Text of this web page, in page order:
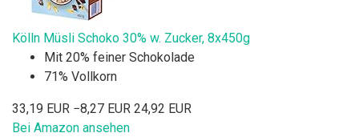
Kölln Müsli Schoko 30% w. Zucker, 8x450g
Mit 20% feiner Schokolade
71% Vollkorn
33,19 EUR −8,27 EUR 24,92 EUR
Bei Amazon ansehen